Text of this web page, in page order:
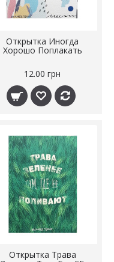
Открытка Иногда
Хорошо Поплакать
12.00 грн
Открытка Трава